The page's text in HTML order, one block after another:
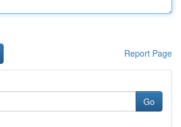
Report Page
Go